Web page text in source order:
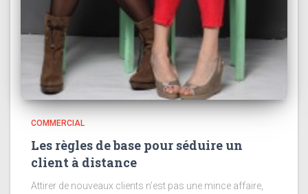
COMMERCIAL
Les règles de base pour séduire un
client à distance
Attirer de nouveaux clients n’est pas une mince affaire,